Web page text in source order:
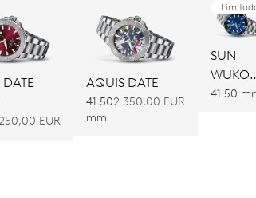
EUR
AQUIS DATE
41.50
mm
2 350,00 EUR
SUN
41.50